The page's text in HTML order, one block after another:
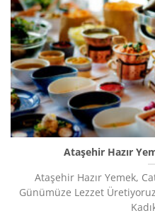
Ataşehir Hazır
Ataşehir Hazır Yemek,
Günümüze Lezzet